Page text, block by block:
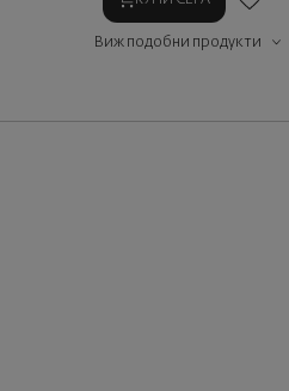
Виж подобни продукти